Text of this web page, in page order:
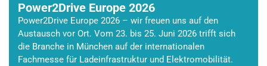
Power2Drive Europe 2026
Power2Drive Europe 2026 – wir freuen uns auf den
Austausch vor Ort. Vom 23. bis 25. Juni 2026 trifft sich
die Branche in München auf der internationalen
Fachmesse für Ladeinfrastruktur und Elektromobilität.